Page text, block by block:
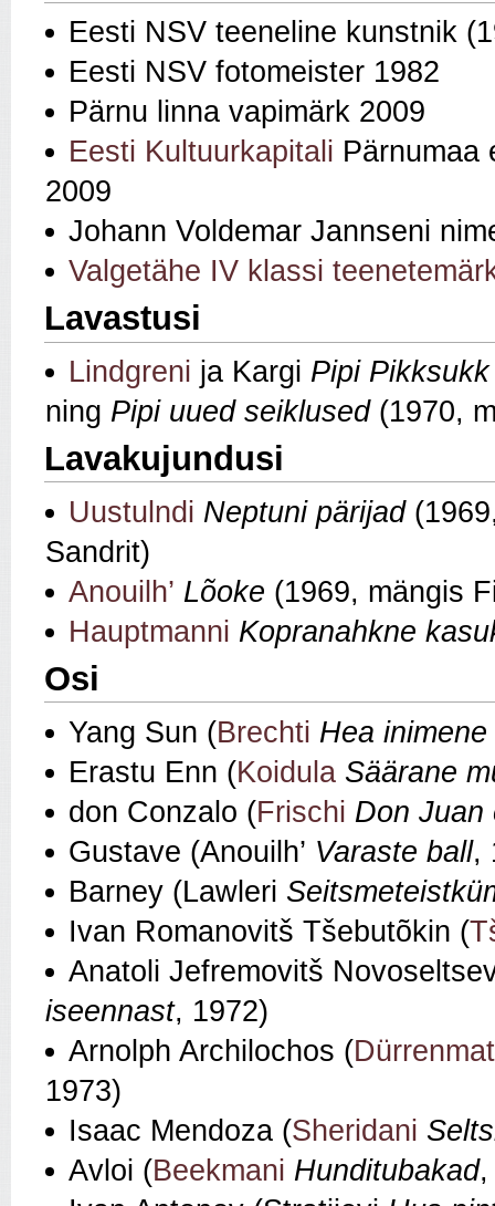
Eesti NSV teeneline kunstnik
Eesti NSV fotomeister 1982
Pärnu linna vapimärk 2009
Eesti Kultuurkapitali Pärnumaa
2009
Johann Voldemar Jannseni
Valgetähe IV klassi
Lavastusi
Lindgreni ja Kargi Pipi Pikksukk
ning Pipi uued seiklused(1970,
Lavakujundusi
Uustulndi Neptuni pärijad
Sandrit)
Anouilh’ Lõoke (1969, mängis
Hauptmanni Kopranahkne
Osi
Yang Sun (Brechti Hea
Erastu Enn (Koidula Säärane
don Conzalo (Frischi Don Juan
Gustave (Anouilh’ Varaste ball,
Barney (Lawleri
Ivan Romanovitš Tšebutõkin (
Anatoli Jefremovitš
iseennast, 1972)
Arnolph Archilochos (
1973)
Isaac Mendoza (Sheridani
Avloi (Beekmani Hunditubakad,